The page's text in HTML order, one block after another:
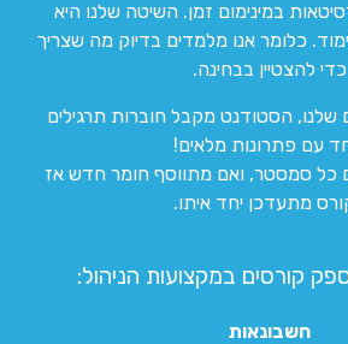
במינימום זמן. השיטה שלנו היא
כלומר אנו מלמדים בדיוק מה שצריך
כדי להצטיין בבחינה.
שלנו, הסטודנט מקבל חוברות תרגילים
עם פתרונות מלאים!
כל סמסטר, ואם מתווסף חומר חדש אז
מתעדכן יחד איתו.
קורסים במקצועות הניהול:
חשבונאות